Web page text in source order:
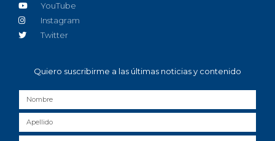
YouTube
Instagram
Twitter
Quiero suscribirme a las últimas noticias y contenido